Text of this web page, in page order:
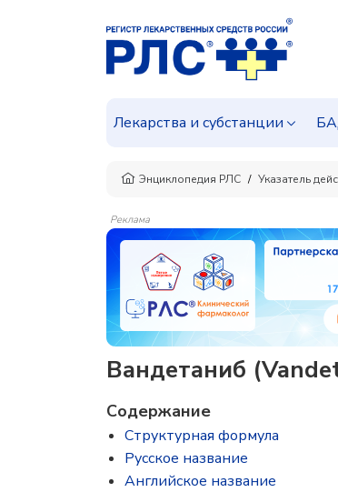
Лекарства и субстанции
Энциклопедия РЛС Указатель
Реклама
Вандетаниб
Содержание
Структурная формула
Русское название
Английское название